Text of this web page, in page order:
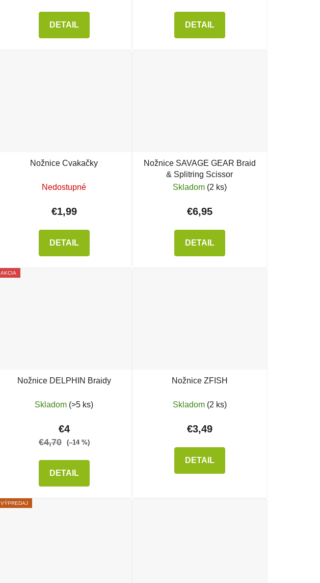
DETAIL DETAIL
Nožnice Cvakačky
Nedostupné
€1,99
DETAIL
Nožnice SAVAGE GEAR Braid
& Splitring Scissor
Skladom (2 ks)
€6,95
DETAIL
AKCIA
Nožnice DELPHIN Braidy
Skladom (>5 ks)
€4
€4,70 (–14 %)
DETAIL
Nožnice ZFISH
Skladom (2 ks)
€3,49
DETAIL
VÝPREDAJ